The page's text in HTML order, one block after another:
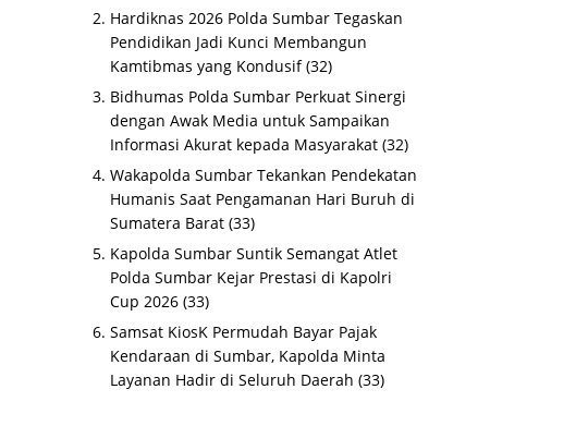
Hardiknas 2026 Polda Sumbar Tegaskan
Pendidikan Jadi Kunci Membangun
Kamtibmas yang Kondusif (32)
Bidhumas Polda Sumbar Perkuat Sinergi
dengan Awak Media untuk Sampaikan
Informasi Akurat kepada Masyarakat (32)
Wakapolda Sumbar Tekankan Pendekatan
Humanis Saat Pengamanan Hari Buruh di
Sumatera Barat (33)
Kapolda Sumbar Suntik Semangat Atlet
Polda Sumbar Kejar Prestasi di Kapolri
Cup 2026 (33)
Samsat KiosK Permudah Bayar Pajak
Kendaraan di Sumbar, Kapolda Minta
Layanan Hadir di Seluruh Daerah (33)